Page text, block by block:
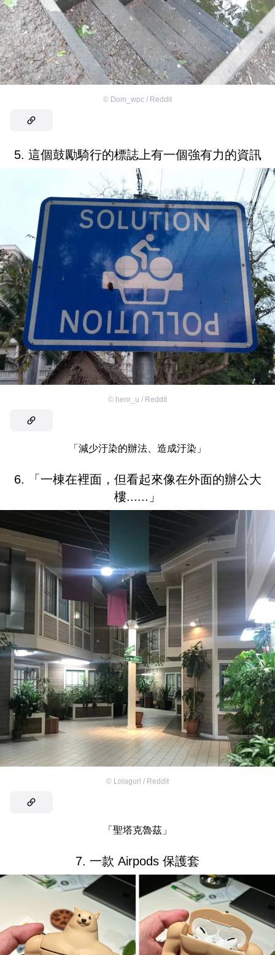
© Dom_wpc / Reddit
5. 這個鼓勵騎行的標誌上有一個強有力的資訊
© henr_u / Reddit
「減少汙染的辦法、造成汙染」
6. 「一棟在裡面，但看起來像在外面的辦公大
樓......」
© Lolagurl / Reddit
「聖塔克魯茲」
7. 一款 Airpods 保護套